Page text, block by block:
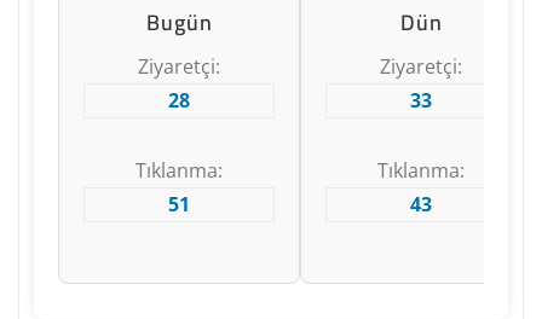
Bugün
Ziyaretçi:
28
Tıklanma:
51
Dün
Ziyaretçi:
33
Tıklanma:
43